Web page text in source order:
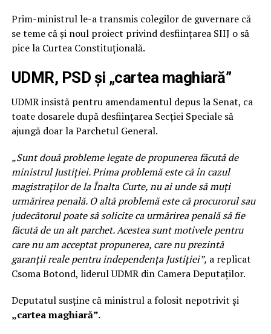
Prim-ministrul le-a transmis colegilor de guvernare că
se teme că și noul proiect privind desființarea SIIJ o să
pice la Curtea Constituțională.
UDMR, PSD și „cartea maghiară”
UDMR insistă pentru amendamentul depus la Senat, ca
toate dosarele după desființarea Secției Speciale să
ajungă doar la Parchetul General.
„Sunt două probleme legate de propunerea făcută de
ministrul Justiției. Prima problemă este că în cazul
magistraților de la Înalta Curte, nu ai unde să muți
urmărirea penală. O altă problemă este că procurorul sau
judecătorul poate să solicite ca urmărirea penală să fie
făcută de un alt parchet. Acestea sunt motivele pentru
care nu am acceptat propunerea, care nu prezintă
garanții reale pentru independența Justiției”, a replicat
Csoma Botond, liderul UDMR din Camera Deputaților.
Deputatul susține că ministrul a folosit nepotrivit și
„cartea maghiară”.